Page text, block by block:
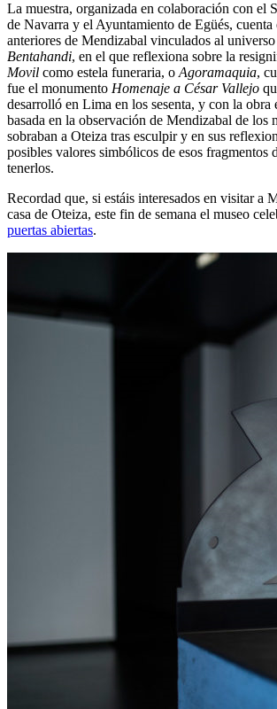
La muestra, organizada en colaboración con el
de Navarra y el Ayuntamiento de Egüés, cuenta
anteriores de Mendizabal vinculados al
Bentahandi, en el que reflexiona sobre la
Movil como estela funeraria, oAgoramaquia,
fue el monumento Homenaje a César Vallejo
desarrolló en Lima en los sesenta, y con la obra
basada en la observación de Mendizabal de los
sobraban a Oteiza tras esculpir y en sus
posibles valores simbólicos de esos fragmentos
tenerlos.
Recordad que, si estáis interesados en visitar a
casa de Oteiza, este fin de semana el museo
puertas abiertas.